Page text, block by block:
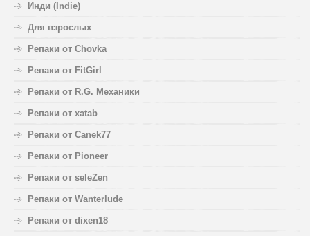
Инди (Indie)
Для взрослых
Репаки от Chovka
Репаки от FitGirl
Репаки от R.G. Механики
Репаки от xatab
Репаки от Canek77
Репаки от Pioneer
Репаки от seleZen
Репаки от Wanterlude
Репаки от dixen18